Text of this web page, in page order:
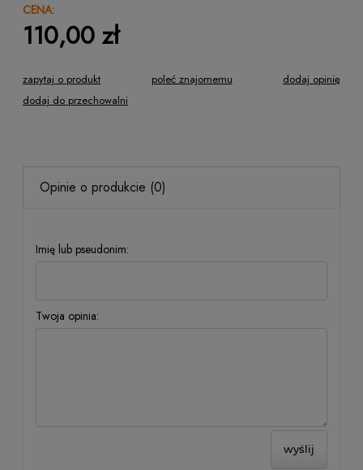
CENA:
110,00 zł
zapytaj o produkt poleć znajomemu
dodaj opinię
dodaj do przechowalni
Opinie o produkcie (0)
Imię lub pseudonim:
Twoja opinia:
wyślij